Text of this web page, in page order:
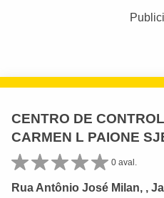
CENTRO DE
CARMEN L PAIONE
0 aval.
Rua Antônio José Milan, ,